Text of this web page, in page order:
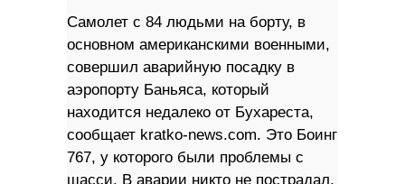
Самолет с 84 людьми на борту, в
основном американскими военными,
совершил аварийную посадку в
аэропорту Баньяса, который
находится недалеко от Бухареста,
сообщает kratko-news.com. Это Боинг
767, у которого были проблемы с
шасси. В аварии никто не пострадал.